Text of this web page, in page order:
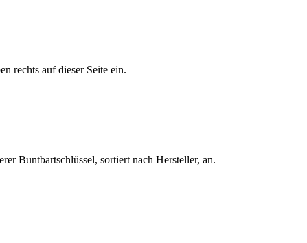
rechts auf dieser Seite ein.
Buntbartschlüssel, sortiert nach Hersteller, an.